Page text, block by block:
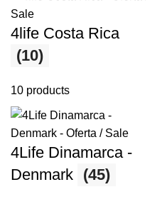
4life Costa Rica
(10)
10 products
4Life Dinamarca -
Denmark (45)